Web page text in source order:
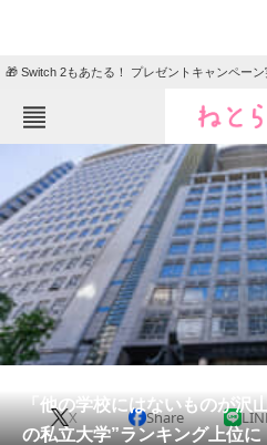
🎁 Switch 2もあたる！ プレゼントキャンペーン
ねとらぼメニュー
TOP
エンタメ
グルメ
住まい
動物
会員記事
「他の学校にはないものが沢
の私立大学”ランキング上位
X Share